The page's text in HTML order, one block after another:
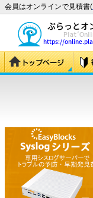
会員はオンラインで見積書(